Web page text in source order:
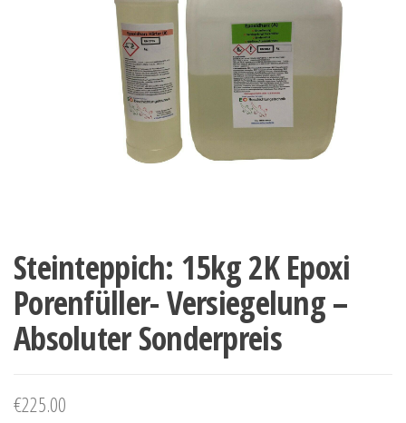
Steinteppich: 15kg 2K Epoxi
Porenfüller- Versiegelung –
Absoluter Sonderpreis
€225.00